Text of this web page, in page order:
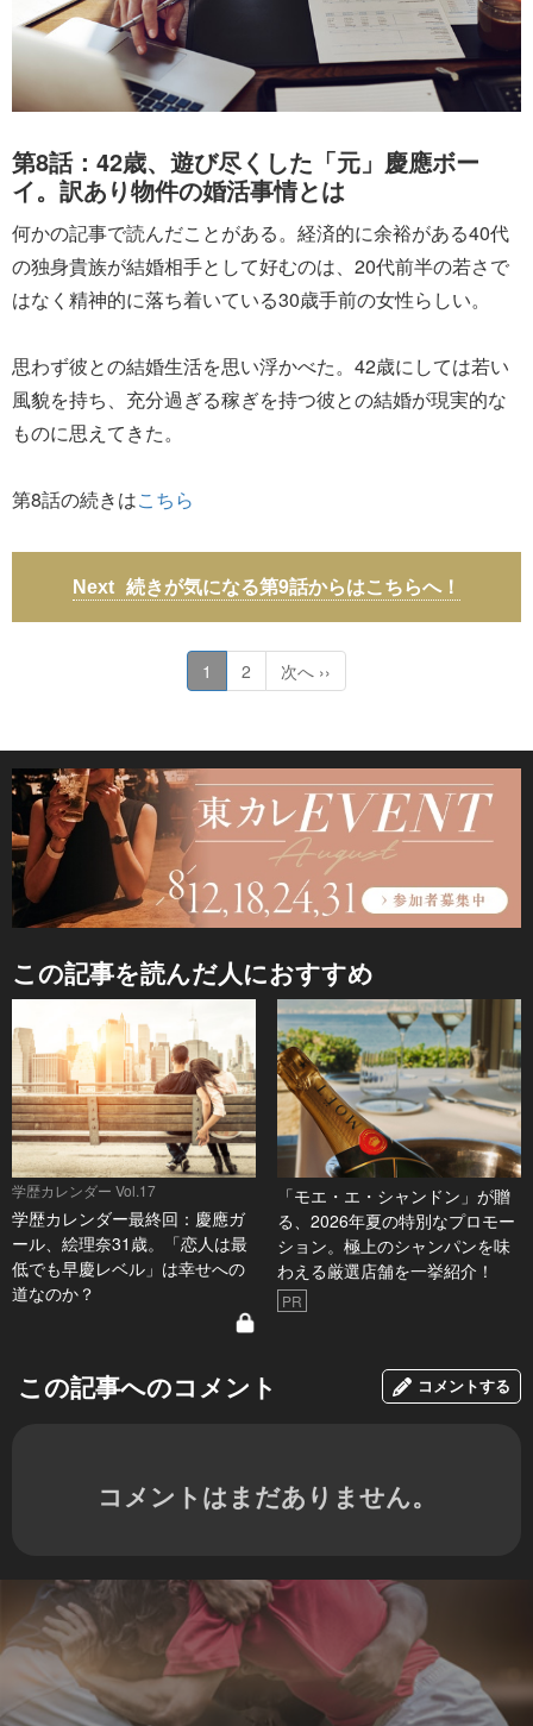
第8話：42歳、遊び尽くした「元」慶應ボー
イ。訳あり物件の婚活事情とは
何かの記事で読んだことがある。経済的に余裕がある40代
の独身貴族が結婚相手として好むのは、20代前半の若さで
はなく精神的に落ち着いている30歳手前の女性らしい。
思わず彼との結婚生活を思い浮かべた。42歳にしては若い
風貌を持ち、充分過ぎる稼ぎを持つ彼との結婚が現実的な
ものに思えてきた。
第8話の続きはこちら
続きが気になる第9話からはこちらへ！
1 2 次へ ››
この記事を読んだ人におすすめ
学歴カレンダー Vol.17
学歴カレンダー最終回：慶應ガ
ール、絵理奈31歳。「恋人は最
低でも早慶レベル」は幸せへの
道なのか？
「モエ・エ・シャンドン」が贈
る、2026年夏の特別なプロモー
ション。極上のシャンパンを味
わえる厳選店舗を一挙紹介！
PR
この記事へのコメント コメントする
コメントはまだありません。